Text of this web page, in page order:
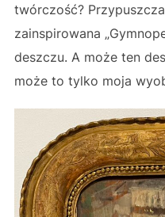
twórczość?
zainspirowana
deszczu. A może ten
może to tylko moja